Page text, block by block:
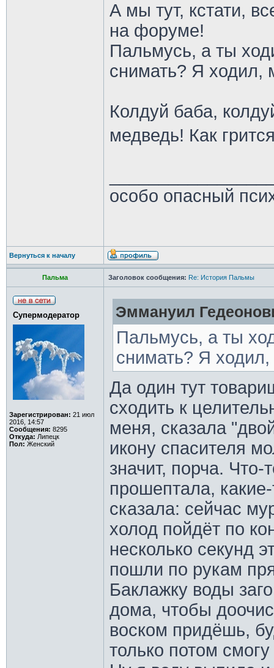
А мы тут, кстати,
на форуме!
Пальмусь, а ты
снимать? Я ходил,
Колдуй баба,
медведь! Как
особо опасный
Вернуться к началу
Пальма Заголовок сообщения: Re: История Пальмы
Супермодератор
Зарегистрирован: 21 июл
2016, 14:57
Сообщения: 8295
Откуда: Липецк
Пол: Женский
Эммануил
Пальмусь, а ты
снимать? Я
Да один тут
сходить к
меня, сказала
икону спасителя
значит, порча. Что-
прошептала,
сказала: сейчас
холод пойдёт по
несколько секунд
пошли по рукам
Баклажку воды
дома, чтобы
воском придёшь,
только потом